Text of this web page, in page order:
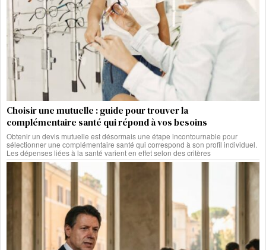
Choisir une mutuelle : guide pour trouver la
complémentaire santé qui répond à vos besoins
Obtenir un devis mutuelle est désormais une étape incontournable pour
sélectionner une complémentaire santé qui correspond à son profil individuel.
Les dépenses liées à la santé varient en effet selon des critères